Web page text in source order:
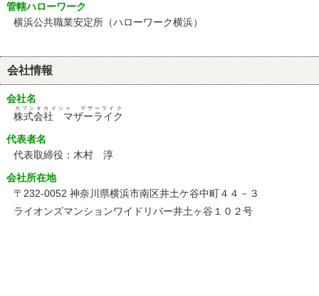
管轄ハローワーク
横浜公共職業安定所（ハローワーク横浜）
会社情報
会社名
株式会社 マザーライク
カブシキカイシャ マザーライク
代表者名
代表取締役：木村 淳
会社所在地
〒232-0052 神奈川県横浜市南区井土ケ谷中町４４－３
ライオンズマンションワイドリバー井土ヶ谷１０２号